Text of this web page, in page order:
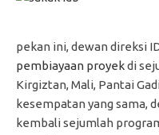
pekan ini, dewan direksi
pembiayaan proyekdi
Kirgiztan, Mali, Pantai
kesempatan yang sama,
kembali sejumlah